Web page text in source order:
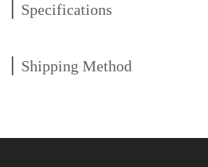
Specifications
Shipping Method